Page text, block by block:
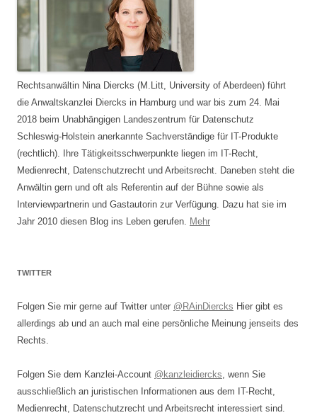
Rechtsanwältin Nina Diercks (M.Litt, University of Aberdeen) führt
die Anwaltskanzlei Diercks in Hamburg und war bis zum 24. Mai
2018 beim Unabhängigen Landeszentrum für Datenschutz
Schleswig-Holstein anerkannte Sachverständige für IT-Produkte
(rechtlich). Ihre Tätigkeitsschwerpunkte liegen im IT-Recht,
Medienrecht, Datenschutzrecht und Arbeitsrecht. Daneben steht die
Anwältin gern und oft als Referentin auf der Bühne sowie als
Interviewpartnerin und Gastautorin zur Verfügung. Dazu hat sie im
Jahr 2010 diesen Blog ins Leben gerufen. Mehr
TWITTER
Folgen Sie mir gerne auf Twitter unter @RAinDiercks Hier gibt es
allerdings ab und an auch mal eine persönliche Meinung jenseits des
Rechts.
Folgen Sie dem Kanzlei-Account @kanzleidiercks, wenn Sie
ausschließlich an juristischen Informationen aus dem IT-Recht,
Medienrecht, Datenschutzrecht und Arbeitsrecht interessiert sind.